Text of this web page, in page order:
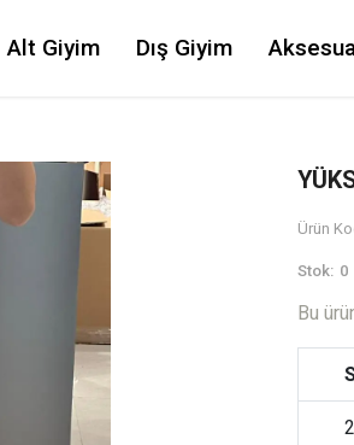
Alt Giyim Dış Giyim
Ürün
Stok: 0
Bu
2